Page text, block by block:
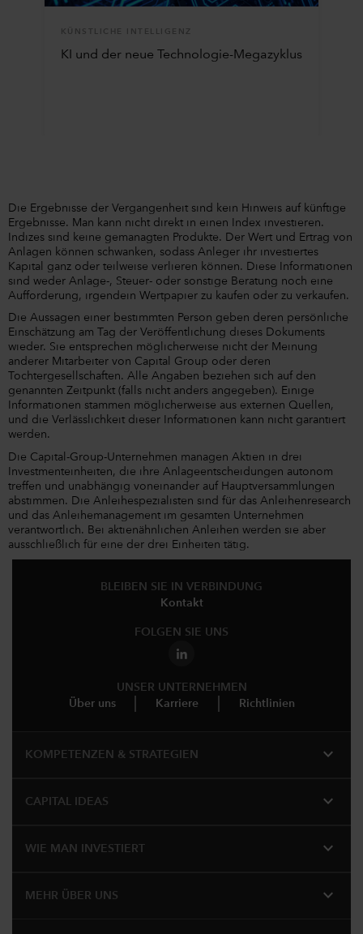
KÜNSTLICHE INTELLIGENZ
KI und der neue Technologie-Megazyklus
Die Ergebnisse der Vergangenheit sind kein Hinweis auf künftige
Ergebnisse. Man kann nicht direkt in einen Index investieren.
Indizes sind keine gemanagten Produkte. Der Wert und Ertrag von
Anlagen können schwanken, sodass Anleger ihr investiertes
Kapital ganz oder teilweise verlieren können. Diese Informationen
sind weder Anlage-, Steuer- oder sonstige Beratung noch eine
Aufforderung, irgendein Wertpapier zu kaufen oder zu verkaufen.
Die Aussagen einer bestimmten Person geben deren persönliche
Einschätzung am Tag der Veröffentlichung dieses Dokuments
wieder. Sie entsprechen möglicherweise nicht der Meinung
anderer Mitarbeiter von Capital Group oder deren
Tochtergesellschaften. Alle Angaben beziehen sich auf den
genannten Zeitpunkt (falls nicht anders angegeben). Einige
Informationen stammen möglicherweise aus externen Quellen,
und die Verlässlichkeit dieser Informationen kann nicht garantiert
werden.
Die Capital-Group-Unternehmen managen Aktien in drei
Investmenteinheiten, die ihre Anlageentscheidungen autonom
treffen und unabhängig voneinander auf Hauptversammlungen
abstimmen. Die Anleihespezialisten sind für das Anleihenresearch
und das Anleihemanagement im gesamten Unternehmen
verantwortlich. Bei aktienähnlichen Anleihen werden sie aber
ausschließlich für eine der drei Einheiten tätig.
BLEIBEN SIE IN VERBINDUNG
Kontakt
FOLGEN SIE UNS
UNSER UNTERNEHMEN
Über uns
Karriere Richtlinien
KOMPETENZEN & STRATEGIEN expand_more
CAPITAL IDEAS expand_more
WIE MAN INVESTIERT expand_more
MEHR ÜBER UNS expand_more